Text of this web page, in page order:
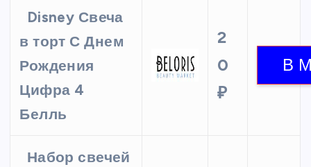
Disney Свеча
в торт С Днем
Рождения
Цифра 4
Белль
2
0
₽
Набор свечей